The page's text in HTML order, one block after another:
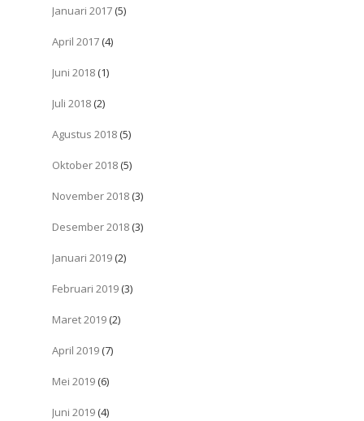
Januari 2017 (5)
April 2017 (4)
Juni 2018 (1)
Juli 2018 (2)
Agustus 2018 (5)
Oktober 2018 (5)
November 2018 (3)
Desember 2018 (3)
Januari 2019 (2)
Februari 2019 (3)
Maret 2019 (2)
April 2019 (7)
Mei 2019 (6)
Juni 2019 (4)